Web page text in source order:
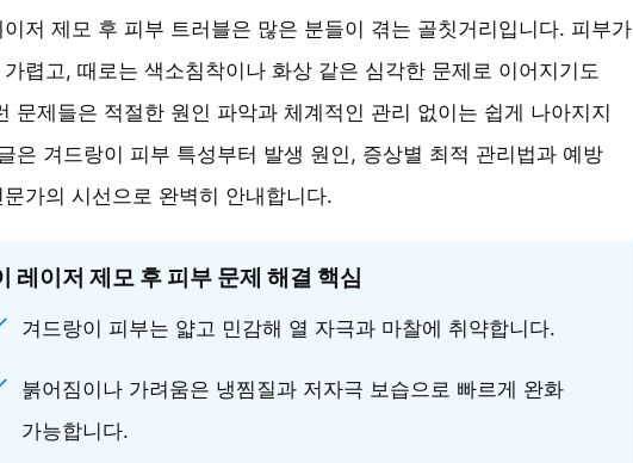
저 제모 후 피부 트러블은 많은 분들이 겪는 골칫거리입니다. 피부가
렵고, 때로는 색소침착이나 화상 같은 심각한 문제로 이어지기도
문제들은 적절한 원인 파악과 체계적인 관리 없이는 쉽게 나아지지
은 겨드랑이 피부 특성부터 발생 원인, 증상별 최적 관리법과 예방
가의 시선으로 완벽히 안내합니다.
레이저 제모 후 피부 문제 해결 핵심
겨드랑이 피부는 얇고 민감해 열 자극과 마찰에 취약합니다.
붉어짐이나 가려움은 냉찜질과 저자극 보습으로 빠르게 완화
가능합니다.